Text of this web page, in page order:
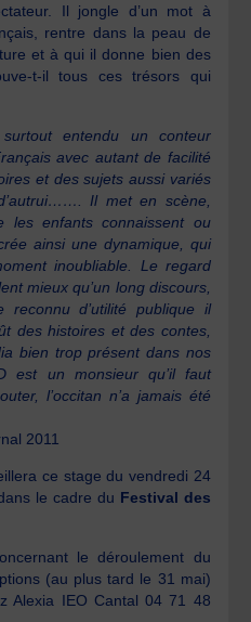
Il jongle d’un mot à
rentre dans la peau de
et à qui il donne bien des
t-il tous ces trésors qui
entendu un conteur
avec autant de facilité
et des sujets aussi variés
Il met en scène,
les enfants connaissent ou
ainsi une dynamique, qui
inoubliable. Le regard
mieux qu’un long discours,
reconnu d’utilité publique il
des histoires et des contes,
bien trop présent dans nos
est un monsieur qu’il faut
l’occitan n’a jamais été
2011
ce stage du vendredi 24
le cadre du Festival des
le déroulement du
(au plus tard le 31 mai)
Alexia IEO Cantal 04 71 48